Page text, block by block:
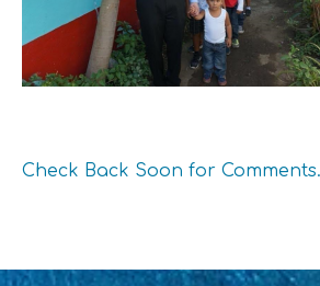
Check Back Soon for Comments.